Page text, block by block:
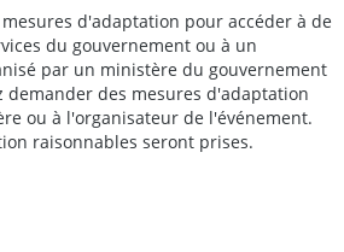
d'adaptation pour accéder à de
du gouvernement ou à un
par un ministère du gouvernement
demander des mesures d'adaptation
ou à l'organisateur de l'événement.
raisonnables seront prises.